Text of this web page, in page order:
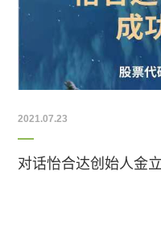
2021.07.23